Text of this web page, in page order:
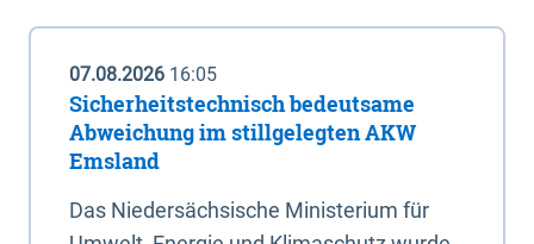
07.08.2026 16:05
Sicherheitstechnisch bedeutsame
Abweichung im stillgelegten AKW
Emsland
Das Niedersächsische Ministerium für